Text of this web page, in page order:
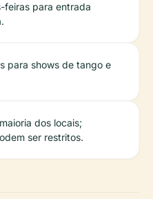
feiras para entrada
para shows de tango e
dos locais;
ser restritos.